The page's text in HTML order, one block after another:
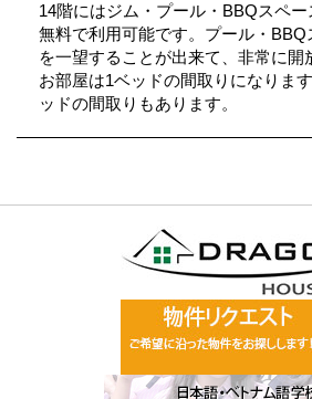
14階にはジム・プール・BBQスペ
無料で利用可能です。プール・
を一望することが出来て、非常に開
お部屋は1ベッドの間取りになりま
ッドの間取りもあります。